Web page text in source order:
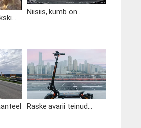
Niisiis, kumb on...
Raske avarii teinud...